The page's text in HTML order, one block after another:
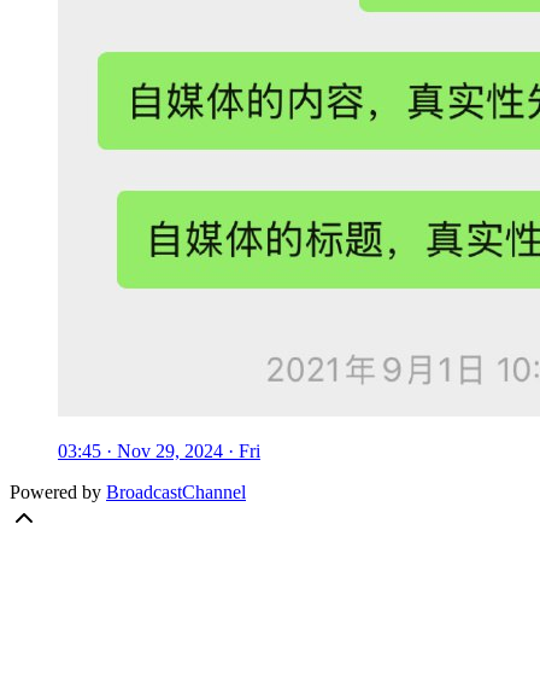
03:45 · Nov 29, 2024 · Fri
Powered by BroadcastChannel